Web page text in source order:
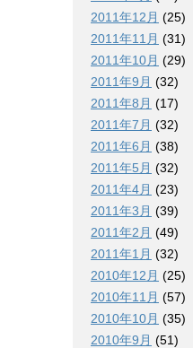
2011年12月 (25)
2011年11月 (31)
2011年10月 (29)
2011年9月 (32)
2011年8月 (17)
2011年7月 (32)
2011年6月 (38)
2011年5月 (32)
2011年4月 (23)
2011年3月 (39)
2011年2月 (49)
2011年1月 (32)
2010年12月 (25)
2010年11月 (57)
2010年10月 (35)
2010年9月 (51)